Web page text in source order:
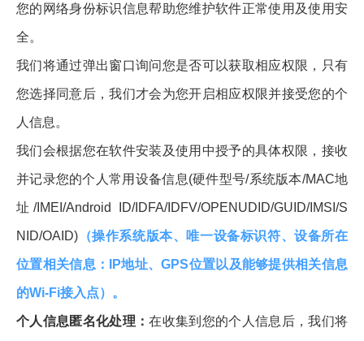
您的网络身份标识信息帮助您维护软件正常使用及使用安
全。
我们将通过弹出窗口询问您是否可以获取相应权限，只有
您选择同意后，我们才会为您开启相应权限并接受您的个
人信息。
我们会根据您在软件安装及使用中授予的具体权限，接收
并记录您的个人常用设备信息(硬件型号/系统版本/MAC地
址/IMEI/Android ID/IDFA/IDFV/OPENUDID/GUID/IMSI/S
NID/OAID) （操作系统版本、唯一设备标识符、设备所在
位置相关信息：IP地址、GPS位置以及能够提供相关信息
的Wi-Fi接入点）。
个人信息匿名化处理：在收集到您的个人信息后，我们将